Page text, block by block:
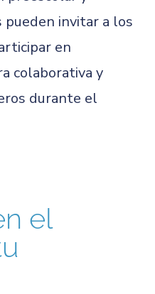
invitar a los
en
colaborativa y
durante el
el